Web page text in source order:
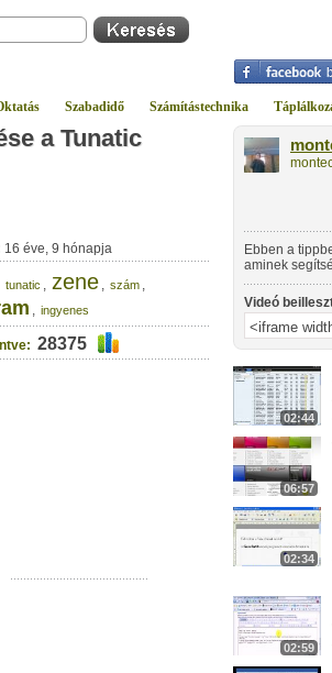
Szabadidő Számítástechnika
a Tunatic
16 éve, 9 hónapja
tunatic , zene , szám ,
, ingyenes
28375
Ebben a
aminek
Ami akkor
szám, viszont
Videó
02:44
06:57
02:34
02:59